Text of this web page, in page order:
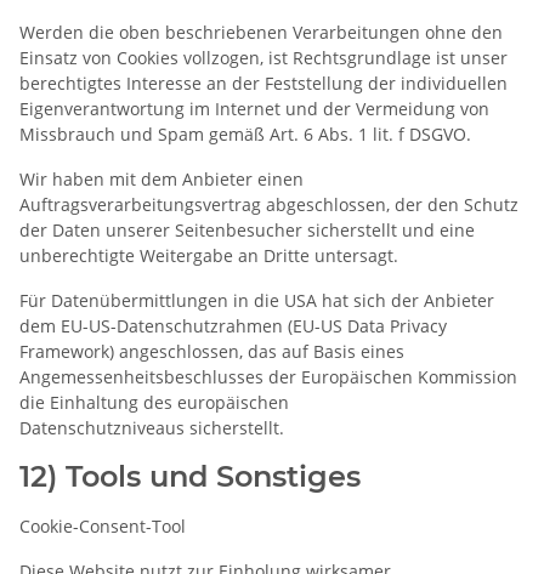
Werden die oben beschriebenen Verarbeitungen ohne den
Einsatz von Cookies vollzogen, ist Rechtsgrundlage ist unser
berechtigtes Interesse an der Feststellung der individuellen
Eigenverantwortung im Internet und der Vermeidung von
Missbrauch und Spam gemäß Art. 6 Abs. 1 lit. f DSGVO.
Wir haben mit dem Anbieter einen
Auftragsverarbeitungsvertrag abgeschlossen, der den Schutz
der Daten unserer Seitenbesucher sicherstellt und eine
unberechtigte Weitergabe an Dritte untersagt.
Für Datenübermittlungen in die USA hat sich der Anbieter
dem EU-US-Datenschutzrahmen (EU-US Data Privacy
Framework) angeschlossen, das auf Basis eines
Angemessenheitsbeschlusses der Europäischen Kommission
die Einhaltung des europäischen
Datenschutzniveaus sicherstellt.
12) Tools und Sonstiges
Cookie-Consent-Tool